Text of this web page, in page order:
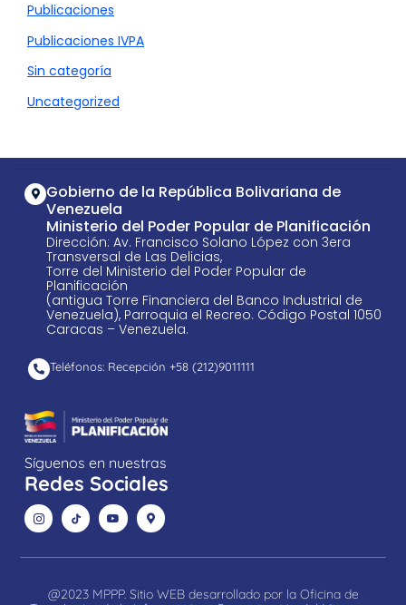
Publicaciones
Publicaciones IVPA
Sin categoría
Uncategorized
Gobierno de la República Bolivariana de
Venezuela
Ministerio del Poder Popular de Planificación
Dirección: Av. Francisco Solano López con 3era
Transversal de Las Delicias,
Torre del Ministerio del Poder Popular de
Planificación
(antigua Torre Financiera del Banco Industrial de
Venezuela), Parroquia el Recreo. Código Postal 1050
Caracas – Venezuela.
Teléfonos: Recepción +58 ​(212)9011111
Síguenos en nuestras
Redes Sociales
@2023 MPPP. Sitio WEB desarrollado por la Oficina de